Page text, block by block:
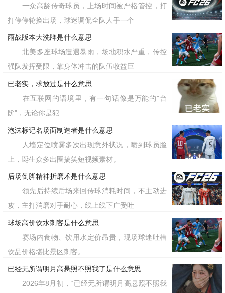
骄傲。对于单词乎的英语学习板块，该词
culture”“resourcefulness”和“make do
and mend”等表达形成对照，帮助学习者
在跨文化语境中理解不同社会对手工文化
的态度差异。
标签：穷出手艺了
一众高龄传奇球员，上场时间被严格管控，打
打停停轮换出场，球迷调侃全队人手一个
雨战版本大洗牌是什么意思
北美多座球场遭遇暴雨，场地积水严重，传控
强队发挥受限，靠身体冲击的队伍收益巨
已老实，求放过是什么意思
在互联网的语境里，有一句话像是万能的"台
阶"，无论你是犯
泡沫标记名场面制造者是什么意思
人墙定位喷雾多次出现意外状况，喷到球员脸
上，诞生众多出圈搞笑短视频素材。
后场倒脚精神折磨术是什么意思
领先后持续后场来回传球消耗时间，不主动进
攻，主打消磨对手耐心，线上线下广受吐
球场高价饮水刺客是什么意思
赛场内食物、饮用水定价昂贵，现场球迷吐槽
饮品价格堪比景区刺客。
已经无所谓明月高悬照不照我了是什么意思
2026年8月初，“已经无所谓明月高悬照不照我